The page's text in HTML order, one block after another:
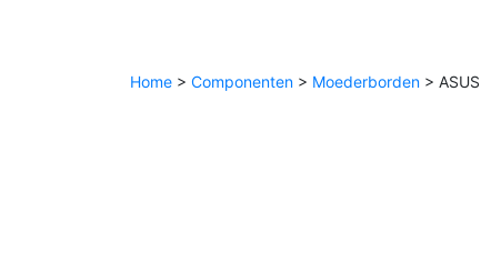
Home > Componenten > Moederborden >